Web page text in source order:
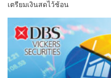
เตรียมเงินสดไว้ช้อน